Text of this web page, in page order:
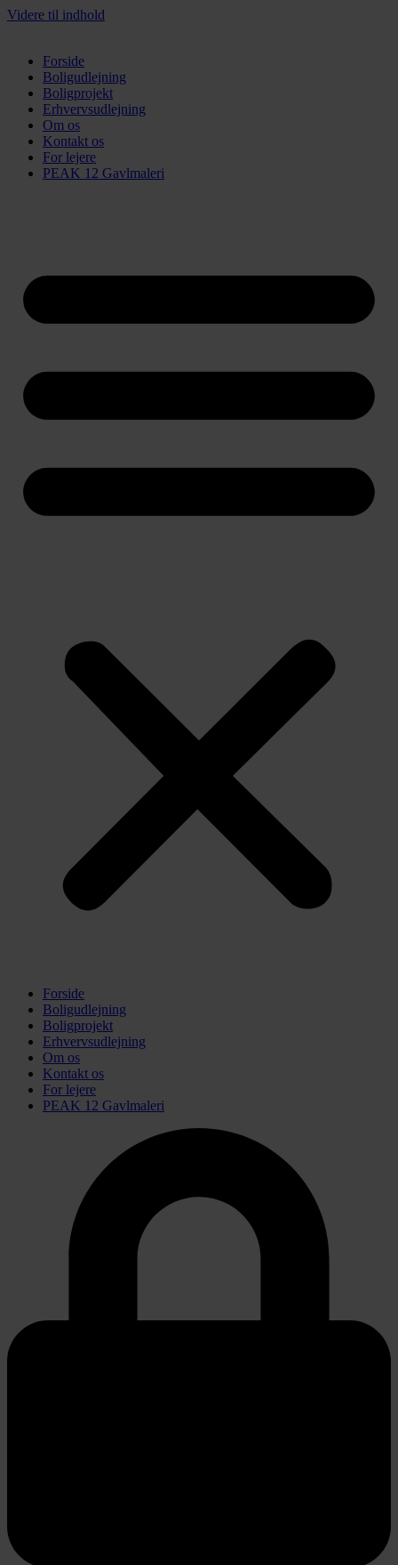
Videre til indhold
Forside
Boligudlejning
Boligprojekt
Erhvervsudlejning
Om os
Kontakt os
For lejere
PEAK 12 Gavlmaleri
Forside
Boligudlejning
Boligprojekt
Erhvervsudlejning
Om os
Kontakt os
For lejere
PEAK 12 Gavlmaleri